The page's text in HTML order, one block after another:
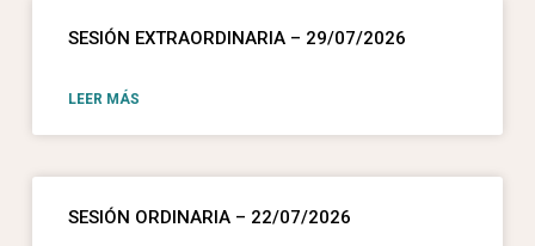
SESIÓN EXTRAORDINARIA – 29/07/2026
LEER MÁS
SESIÓN ORDINARIA – 22/07/2026